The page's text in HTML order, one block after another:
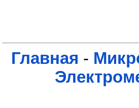
Главная -